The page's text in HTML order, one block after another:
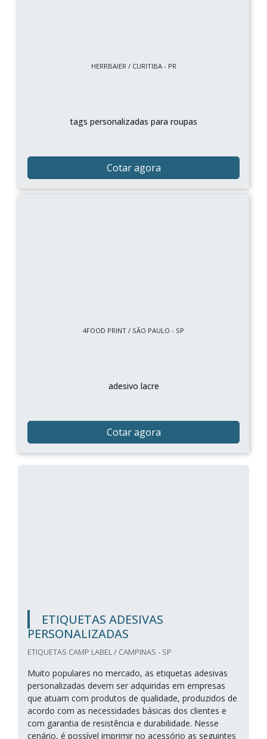
HERRBAIER / CURITIBA - PR
tags personalizadas para roupas
Cotar agora
4FOOD PRINT / SÃO PAULO - SP
adesivo lacre
Cotar agora
ETIQUETAS ADESIVAS
PERSONALIZADAS
ETIQUETAS CAMP LABEL / CAMPINAS - SP
Muito populares no mercado, as etiquetas adesivas
personalizadas devem ser adquiridas em empresas
que atuam com produtos de qualidade, produzidos de
acordo com as necessidades básicas dos clientes e
com garantia de resistência e durabilidade. Nesse
cenário, é possível imprimir no acessório as seguintes